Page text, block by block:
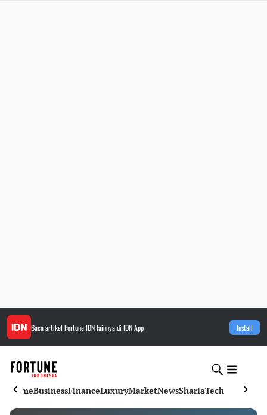
Baca artikel Fortune IDNlainnya di IDN App Install
HomeBusinessFinanceLuxuryMarketNewsShariaTech